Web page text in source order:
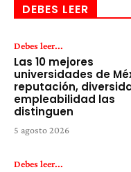
DEBES LEER
Debes leer...
Las 10 mejores
universidades de
reputación,
empleabilidad las
distinguen
5 agosto 2026
Debes leer...